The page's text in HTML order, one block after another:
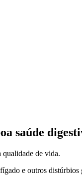
saúde
de vida.
e outros